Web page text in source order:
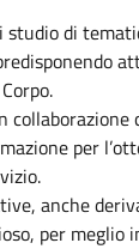
di
per
anche
per meglio